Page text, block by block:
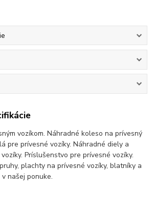
vozíkom. Náhradné koleso na prívesný
pre prívesné vozíky. Náhradné diely a
Príslušenstvo pre prívesné vozíky.
plachty na prívesné vozíky, blatníky a
našej ponuke.